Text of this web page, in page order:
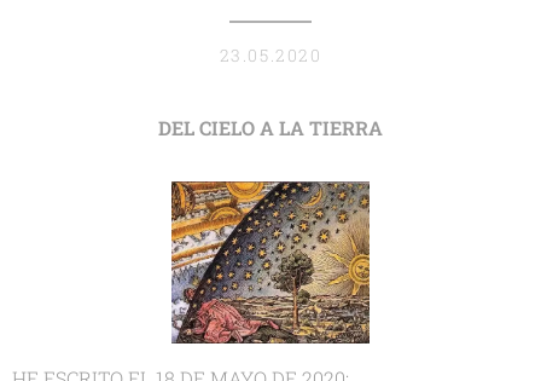
23.05.2020
DEL CIELO A LA TIERRA